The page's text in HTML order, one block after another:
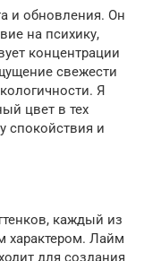
и обновления. Он
на психику,
концентрации
свежести
Я
цвет в тех
спокойствия и
каждый из
характером. Лайм
для создания